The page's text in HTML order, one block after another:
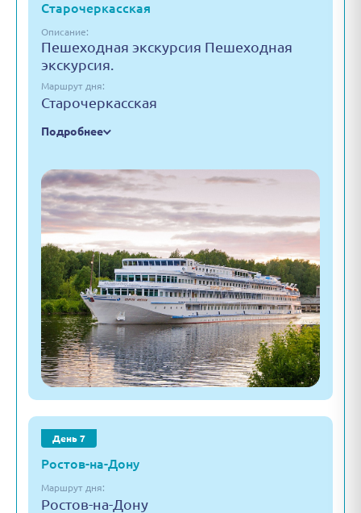
Старочеркасская
Описание:
Пешеходная экскурсия Пешеходная
экскурсия.
Маршрут дня:
Старочеркасская
Подробнее
День 7
Ростов-на-Дону
Маршрут дня:
Ростов-на-Дону